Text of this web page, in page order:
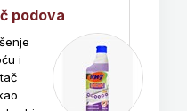
podova
i